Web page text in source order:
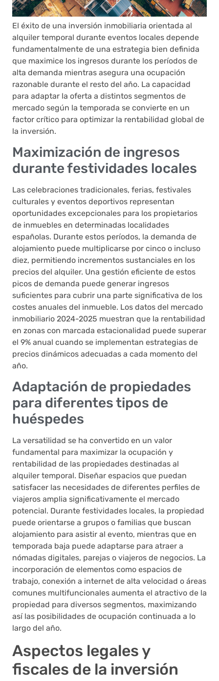
El éxito de una inversión inmobiliaria orientada al
alquiler temporal durante eventos locales depende
fundamentalmente de una estrategia bien definida
que maximice los ingresos durante los períodos de
alta demanda mientras asegura una ocupación
razonable durante el resto del año. La capacidad
para adaptar la oferta a distintos segmentos de
mercado según la temporada se convierte en un
factor crítico para optimizar la rentabilidad global de
la inversión.
Maximización de ingresos
durante festividades locales
Las celebraciones tradicionales, ferias, festivales
culturales y eventos deportivos representan
oportunidades excepcionales para los propietarios
de inmuebles en determinadas localidades
españolas. Durante estos períodos, la demanda de
alojamiento puede multiplicarse por cinco o incluso
diez, permitiendo incrementos sustanciales en los
precios del alquiler. Una gestión eficiente de estos
picos de demanda puede generar ingresos
suficientes para cubrir una parte significativa de los
costes anuales del inmueble. Los datos del mercado
inmobiliario 2024-2025 muestran que la rentabilidad
en zonas con marcada estacionalidad puede superar
el 9% anual cuando se implementan estrategias de
precios dinámicos adecuadas a cada momento del
año.
Adaptación de propiedades
para diferentes tipos de
huéspedes
La versatilidad se ha convertido en un valor
fundamental para maximizar la ocupación y
rentabilidad de las propiedades destinadas al
alquiler temporal. Diseñar espacios que puedan
satisfacer las necesidades de diferentes perfiles de
viajeros amplia significativamente el mercado
potencial. Durante festividades locales, la propiedad
puede orientarse a grupos o familias que buscan
alojamiento para asistir al evento, mientras que en
temporada baja puede adaptarse para atraer a
nómadas digitales, parejas o viajeros de negocios. La
incorporación de elementos como espacios de
trabajo, conexión a internet de alta velocidad o áreas
comunes multifuncionales aumenta el atractivo de la
propiedad para diversos segmentos, maximizando
así las posibilidades de ocupación continuada a lo
largo del año.
Aspectos legales y
fiscales de la inversión